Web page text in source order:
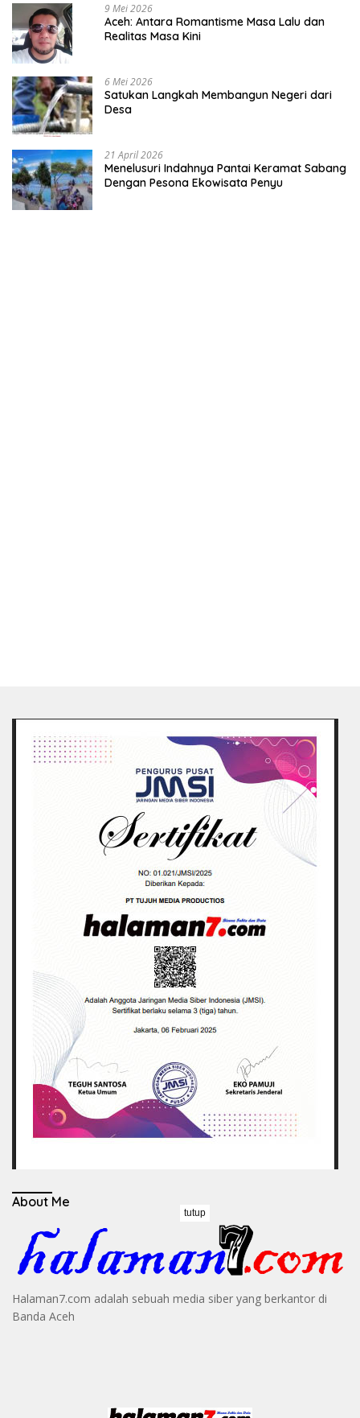
9 Mei 2026
Aceh: Antara Romantisme Masa Lalu dan
Realitas Masa Kini
6 Mei 2026
Satukan Langkah Membangun Negeri dari
Desa
21 April 2026
Menelusuri Indahnya Pantai Keramat Sabang
Dengan Pesona Ekowisata Penyu
About Me
Halaman7.com adalah sebuah media siber yang berkantor di
Banda Aceh
tutup